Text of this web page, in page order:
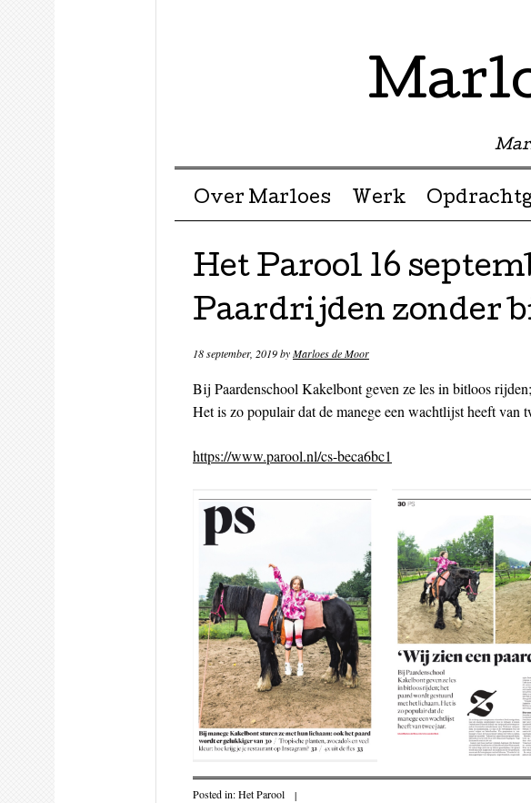
Menu ☰
Skip to content
Over Marloes Werk
Het Parool 16
Paardrijden zonder
18 september, 2019byMarloes de Moor
Bij Paardenschool Kakelbont geven ze les in bitloos
Het is zo populair dat de manege een wachtlijst heeft van
https://www.parool.nl/cs-beca6bc1
Posted in:Het Parool |